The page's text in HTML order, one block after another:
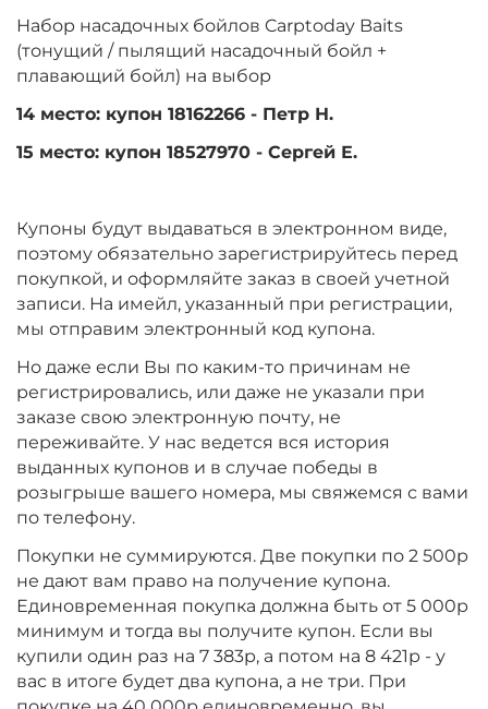
Набор насадочных бойлов Carptoday Baits
(тонущий / пылящий насадочный бойл +
плавающий бойл) на выбор
14 место: купон 18162266 - Петр Н.
15 место: купон 18527970 - Сергей Е.
Купоны будут выдаваться в электронном виде,
поэтому обязательно зарегистрируйтесь перед
покупкой, и оформляйте заказ в своей учетной
записи. На имейл, указанный при регистрации,
мы отправим электронный код купона.
Но даже если Вы по каким-то причинам не
регистрировались, или даже не указали при
заказе свою электронную почту, не
переживайте. У нас ведется вся история
выданных купонов и в случае победы в
розыгрыше вашего номера, мы свяжемся с вами
по телефону.
Покупки не суммируются. Две покупки по 2 500р
не дают вам право на получение купона.
Единовременная покупка должна быть от 5 000р
минимум и тогда вы получите купон. Если вы
купили один раз на 7 383р, а потом на 8 421р - у
вас в итоге будет два купона, а не три. При